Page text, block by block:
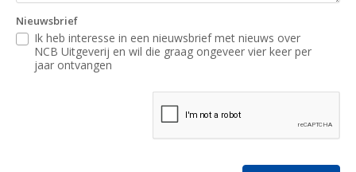
Nieuwsbrief
Ik heb interesse in een nieuwsbrief met nieuws over
NCB Uitgeverij en wil die graag ongeveer vier keer per
jaar ontvangen